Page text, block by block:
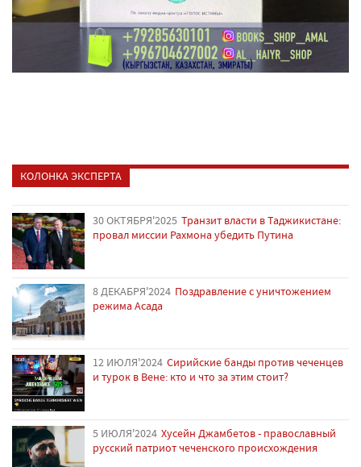
КОЛОНКА ЭКСПЕРТА
30 ОКТЯБРЯ'2025 Транзит власти в Таджикистане:
провал миссии Рахмона убедить Путина
8 ДЕКАБРЯ'2024 Поздравление с уничтожением
режима Асада
12 ИЮЛЯ'2024 Сирийские банды против чеченцев
и турок в Вене: кто и что за этим стоит?
5 ИЮЛЯ'2024 Хусейн Джамбетов - православный
русский патриот чеченского происхождения